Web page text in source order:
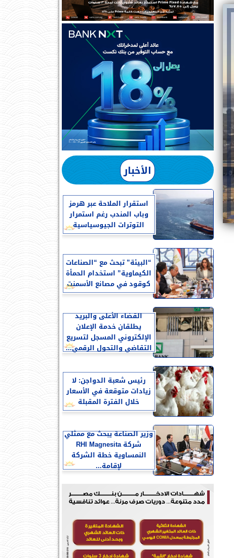
الأخبار
استقرار الملاحة عبر هرمز
وباب المندب رغم استمرار
التوترات الجيوسياسية
“البيئة” تبحث مع “الصناعات
الكيماوية” استخدام الحمأة
كوقود في مصانع الأسمنت
القضاء الأعلى والبريد
يطلقان خدمة الإعلان
الإلكتروني المسجل لتسريع
التقاضي والتحول الرقمي...
رئيس شعبة الدواجن: لا
زيادات متوقعة في الأسعار
خلال الفترة المقبلة
وزير الصناعة يبحث مع ممثلي
شركة RHI Magnesita
النمساوية خطة الشركة
لإقامة...